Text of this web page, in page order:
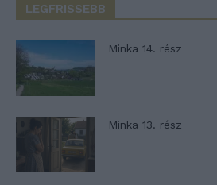
LEGFRISSEBB
Minka 14. rész
Minka 13. rész